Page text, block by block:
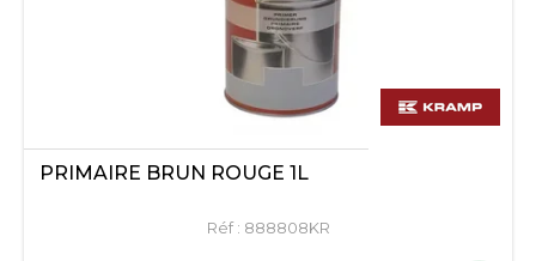
PRIMAIRE BRUN ROUGE 1L
Réf : 888808KR